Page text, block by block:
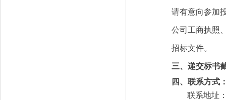
请有意向参加
公司工商执照
招标文件。
三、递交标书
四、联系方式
联系地址